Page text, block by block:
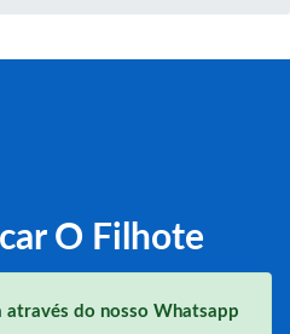
O Filhote
através do nosso Whatsapp